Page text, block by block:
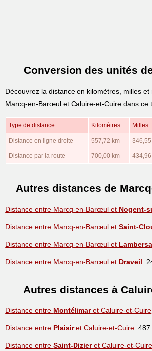
Conversion des unités
Découvrez la distance en kilomètres, milles et
Marcq-en-Barœul et Caluire-et-Cuire dans ce
Type de distance Kilomètres Milles
Distance en ligne droite 557,72 km 346,55
Distance par la route 700,00 km 434,96
Autres distances de
Distance entre Marcq-en-Barœul et Nogent-
Distance entre Marcq-en-Barœul etSaint-
Distance entre Marcq-en-Barœul et
Distance entre Marcq-en-Barœul et Draveil:
Autres distances à
Distance entre Montélimaret Caluire-et-Cuire
Distance entre Plaisiret Caluire-et-Cuire: 487
Distance entreSaint-Dizieret Caluire-et-Cuire